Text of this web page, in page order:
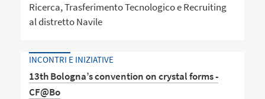
Ricerca, Trasferimento Tecnologico e Recruiting
al distretto Navile
INCONTRI E INIZIATIVE
13th Bologna’s convention on crystal forms -
CF@Bo